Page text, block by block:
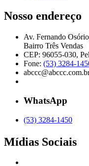
Nosso endereço
Av. Fernando
Bairro Três Vendas
CEP: 96055-030,
Fone: (53) 3284-
WhatsApp
(53) 3284-1450
Mídias Sociais